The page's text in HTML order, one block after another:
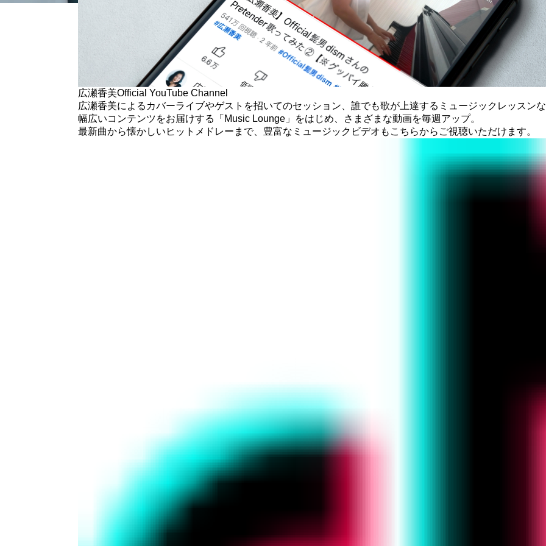
広瀬香美Official YouTube Channel
広瀬香美によるカバーライブやゲストを招いてのセッション、 誰でも歌が上達する ミュージックレッスン
幅広いコンテンツをお届けする
「Music Lounge」をはじめ、
さまざまな動画を毎週アップ。
最新曲から懐かしいヒットメドレーまで、 豊富なミュージックビデオもこちらから ご視聴いただけます。